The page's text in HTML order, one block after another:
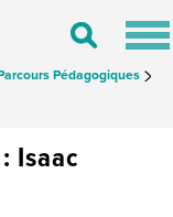
Toggle
Pédagogiques
Isaac